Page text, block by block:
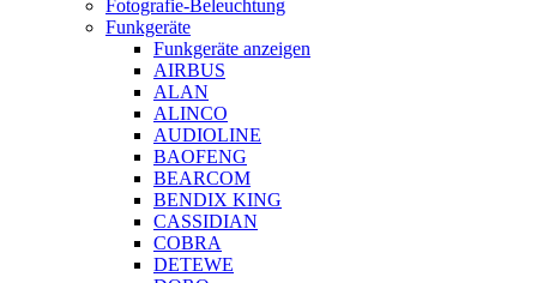
Fotografie-Beleuchtung
Funkgeräte
Funkgeräte anzeigen
AIRBUS
ALAN
ALINCO
AUDIOLINE
BAOFENG
BEARCOM
BENDIX KING
CASSIDIAN
COBRA
DETEWE